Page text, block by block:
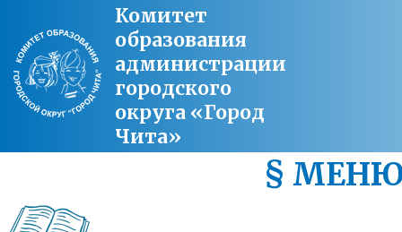
Комитет
образования
администрации
городского
округа «Город
Чита»
§